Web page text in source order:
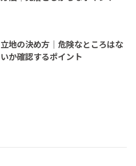
立地の決め方｜危険なところはな
いか確認するポイント